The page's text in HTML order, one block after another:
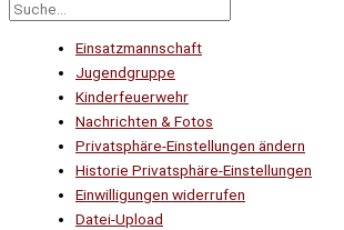
Einsatzmannschaft
Jugendgruppe
Kinderfeuerwehr
Nachrichten & Fotos
Privatsphäre-Einstellungen ändern
Historie Privatsphäre-Einstellungen
Einwilligungen widerrufen
Datei-Upload